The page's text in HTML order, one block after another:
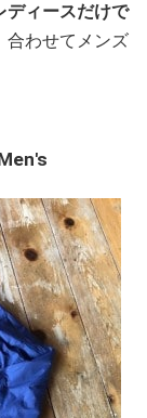
ディースだけで
合わせてメンズ